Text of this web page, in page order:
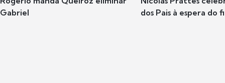
Gabriel
dos Pais à espera do